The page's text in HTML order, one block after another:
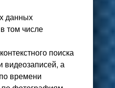
данных
том числе
поиска
видеозаписей, а
времени